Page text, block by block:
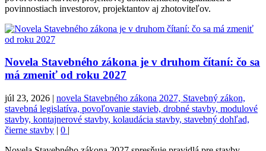
povinnostiach investorov, projektantov aj zhotoviteľov.
Novela Stavebného zákona je v druhom čítaní: čo sa
má zmeniť od roku 2027
júl 23, 2026 | novela Stavebného zákona 2027, Stavebný zákon,
stavebná legislatíva, povoľovanie stavieb, drobné stavby, modulové
stavby, kontajnerové stavby, kolaudácia stavby, stavebný dohľad,
čierne stavby | 0 |